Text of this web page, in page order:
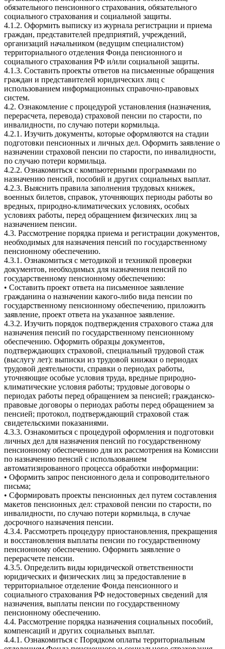
обязательного пенсионного страхования, обязательного
социального страхования и социальной защиты.
4.1.2. Оформить выписку из журнала регистрации и приема
граждан, представителей предприятий, учреждений,
организаций начальником (ведущим специалистом)
территориального отделения Фонда пенсионного и
социального страхования РФ и/или социальной защиты.
4.1.3. Составить проекты ответов на письменные обращения
граждан и представителей юридических лиц с
использованием информационных справочно-правовых
систем.
4.2. Ознакомление с процедурой установления (назначения,
перерасчета, перевода) страховой пенсии по старости, по
инвалидности, по случаю потери кормильца.
4.2.1. Изучить документы, которые оформляются на стадии
подготовки пенсионных и личных дел. Оформить заявление о
назначении страховой пенсии по старости, по инвалидности,
по случаю потери кормильца.
4.2.2. Ознакомиться с компьютерными программами по
назначению пенсий, пособий и других социальных выплат.
4.2.3. Выяснить правила заполнения трудовых книжек,
военных билетов, справок, уточняющих периоды работы во
вредных, природно-климатических условиях, особых
условиях работы, перед обращением физических лиц за
назначением пенсии.
4.3. Рассмотрение порядка приема и регистрации документов,
необходимых для назначения пенсий по государственному
пенсионному обеспечению.
4.3.1. Ознакомиться с методикой и техникой проверки
документов, необходимых для назначения пенсий по
государственному пенсионному обеспечению:
• Составить проект ответа на письменное заявление
гражданина о назначении какого-либо вида пенсии по
государственному пенсионному обеспечению, приложить
заявление, проект ответа на указанное заявление.
4.3.2. Изучить порядок подтверждения страхового стажа для
назначения пенсий по государственному пенсионному
обеспечению. Оформить образцы документов,
подтверждающих страховой, специальный трудовой стаж
(выслугу лет): выписки из трудовой книжки о периодах
трудовой деятельности, справки о периодах работы,
уточняющие особые условия труда, вредные природно-
климатические условия работы; трудовые договоры о
периодах работы перед обращением за пенсией; гражданско-
правовые договоры о периодах работы перед обращением за
пенсией; протокол, подтверждающий страховой стаж
свидетельскими показаниями.
4.3.3. Ознакомиться с процедурой оформления и подготовки
личных дел для назначения пенсий по государственному
пенсионному обеспечению для их рассмотрения на Комиссии
по назначению пенсий с использованием
автоматизированного процесса обработки информации:
• Оформить запрос пенсионного дела и сопроводительного
письма;
• Сформировать проекты пенсионных дел путем составления
макетов пенсионных дел: страховой пенсии по старости, по
инвалидности, по случаю потери кормильца, в случае
досрочного назначения пенсии.
4.3.4. Рассмотреть процедуру приостановления, прекращения
и восстановления выплаты пенсии по государственному
пенсионному обеспечению. Оформить заявление о
перерасчете пенсии.
4.3.5. Определить виды юридической ответственности
юридических и физических лиц за предоставление в
территориальное отделение Фонда пенсионного и
социального страхования РФ недостоверных сведений для
назначения, выплаты пенсии по государственному
пенсионному обеспечению.
4.4. Рассмотрение порядка назначения социальных пособий,
компенсаций и других социальных выплат.
4.4.1. Ознакомиться с Порядком оплаты территориальным